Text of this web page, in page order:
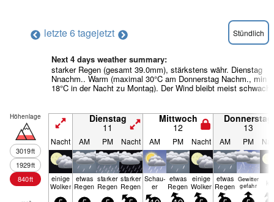
letzte 6 tagejetzt Stündlich
Next 4 days weather summary:
starker Regen (gesamt 39.0mm), stärkstens währ. Dienstag
Nnachm.. Warm (maximal 30°C am Donnerstag Nachm., min
18°C in der Nacht zu Montag). Der Wind bleibt meist
Höhenlage
3019ft
1929ft
840ft
Dienstag
11
Mittwoch
12
Donnerstag
13
Nacht AM PM Nacht AM PM Nacht AM PM
einige
Wolken
etwas
Regen
starker
Regen
starker
Regen
Schau­
er
etwas
Regen
einige
Wolken
etwas
Regen
Gewitter
gefahr